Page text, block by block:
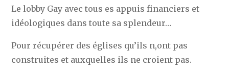
Le lobby Gay avec tous es appuis financiers et
idéologiques dans toute sa splendeur…
Pour récupérer des églises qu’ils n,ont pas
construites et auxquelles ils ne croient pas.